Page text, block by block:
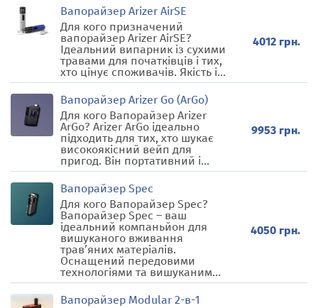
Вапорайзер Arizer AirSE
Для кого призначений
вапорайзер Arizer AirSE?
Ідеальний випарник із сухими
травами для початківців і тих,
хто цінує споживачів. Якість і...
4012 грн.
Вапорайзер Arizer Go (ArGo)
Для кого Вапорайзер Arizer
ArGo? Arizer ArGo ідеально
підходить для тих, хто шукає
високоякісний вейп для
пригод. Він портативний і...
9953 грн.
Вапорайзер Spec
Для кого Вапорайзер Spec?
Вапорайзер Spec – ваш
ідеальний компаньйон для
вишуканого вживання
трав’яних матеріалів.
Оснащений передовими
технологіями та вишуканим...
4050 грн.
Вапорайзер Modular 2-в-1